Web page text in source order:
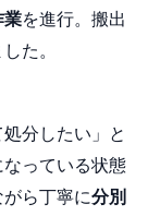
業を進行。搬出
た。
分したい」と
っている状態
ら丁寧に分別